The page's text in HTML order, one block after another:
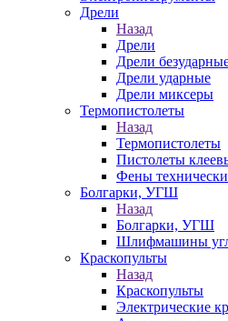
Дрели
Назад
Дрели
Дрели
Дрели ударные
Дрели миксеры
Термопистолеты
Назад
Термопистолеты
Пистолеты
Фены
Болгарки, УГШ
Назад
Болгарки, УГШ
Шлифмашины
Краскопульты
Назад
Краскопульты
Электрические